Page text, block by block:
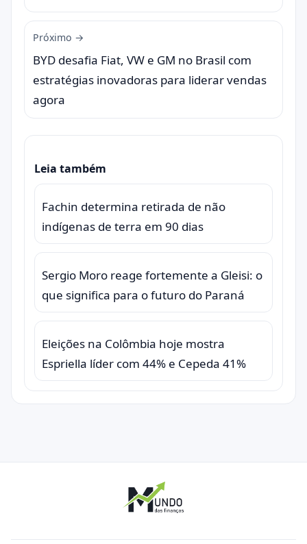
Próximo →
BYD desafia Fiat, VW e GM no Brasil com
estratégias inovadoras para liderar vendas
agora
Leia também
Fachin determina retirada de não
indígenas de terra em 90 dias
Sergio Moro reage fortemente a Gleisi: o
que significa para o futuro do Paraná
Eleições na Colômbia hoje mostra
Espriella líder com 44% e Cepeda 41%